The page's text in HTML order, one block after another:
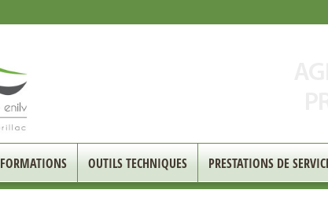
FORMATIONS OUTILS TECHNIQUES PRESTATIONS DE